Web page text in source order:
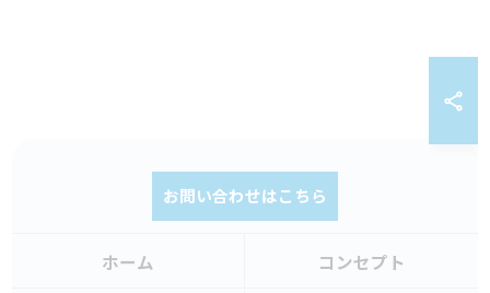
お問い合わせはこちら
ホーム コンセプト